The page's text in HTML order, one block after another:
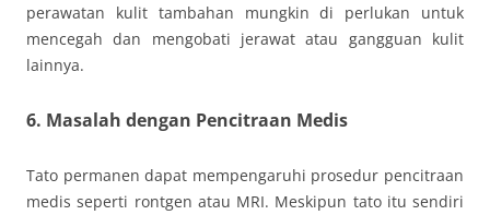
perawatan kulit tambahan mungkin di perlukan untuk
mencegah dan mengobati jerawat atau gangguan kulit
lainnya.
6. Masalah dengan Pencitraan Medis
Tato permanen dapat mempengaruhi prosedur pencitraan
medis seperti rontgen atau MRI. Meskipun tato itu sendiri